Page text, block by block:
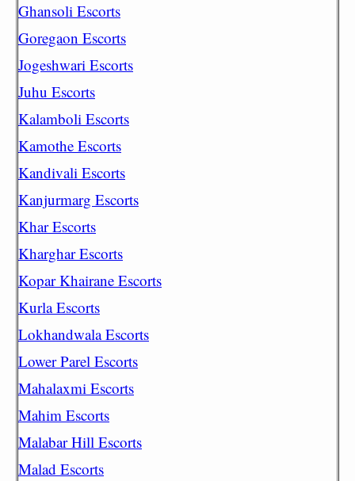
Ghansoli Escorts
Goregaon Escorts
Jogeshwari Escorts
Juhu Escorts
Kalamboli Escorts
Kamothe Escorts
Kandivali Escorts
Kanjurmarg Escorts
Khar Escorts
Kharghar Escorts
Kopar Khairane Escorts
Kurla Escorts
Lokhandwala Escorts
Lower Parel Escorts
Mahalaxmi Escorts
Mahim Escorts
Malabar Hill Escorts
Malad Escorts